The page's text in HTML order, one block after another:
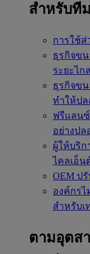
สำหรับที
การใช้
ธุรกิจขน
ระยะไก
ธุรกิจข
ทำให้ป
ฟรีแลน
อย่างปล
ผู้ให้บริก
ไคลเอ็น
OEM ป
องค์กรไ
สำหรับเ
ตามอุตส